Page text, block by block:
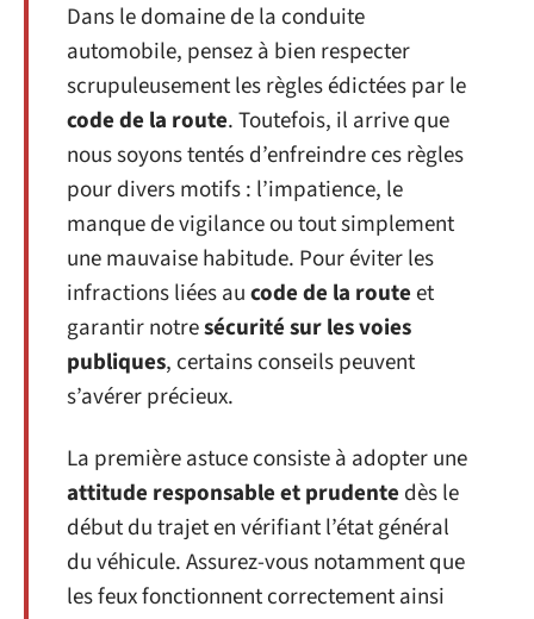
Dans le domaine de la conduite
automobile, pensez à bien respecter
scrupuleusement les règles édictées par le
code de la route. Toutefois, il arrive que
nous soyons tentés d’enfreindre ces règles
pour divers motifs : l’impatience, le
manque de vigilance ou tout simplement
une mauvaise habitude. Pour éviter les
infractions liées aucode de la routeet
garantir notresécurité sur les voies
publiques, certains conseils peuvent
s’avérer précieux.
La première astuce consiste à adopter une
attitude responsable et prudente dès le
début du trajet en vérifiant l’état général
du véhicule. Assurez-vous notamment que
les feux fonctionnent correctement ainsi